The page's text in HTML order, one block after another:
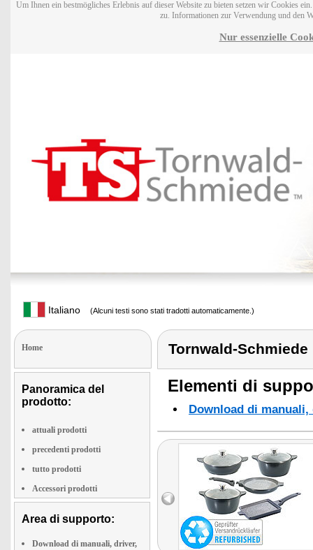
Um Ihnen ein bestmögliches Erlebnis auf dieser Website zu bieten setzen wir Cookies
zu. Informationen zur Verwendung und den
Nur essenzielle
Italiano (Alcuni testi sono stati tradotti automaticamente.)
Home
Panoramica del
prodotto:
attuali prodotti
precedenti prodotti
tutto prodotti
Accessori prodotti
Area di supporto:
Download di manuali, driver,
Tornwald-Schmiede
Elementi di
Download di